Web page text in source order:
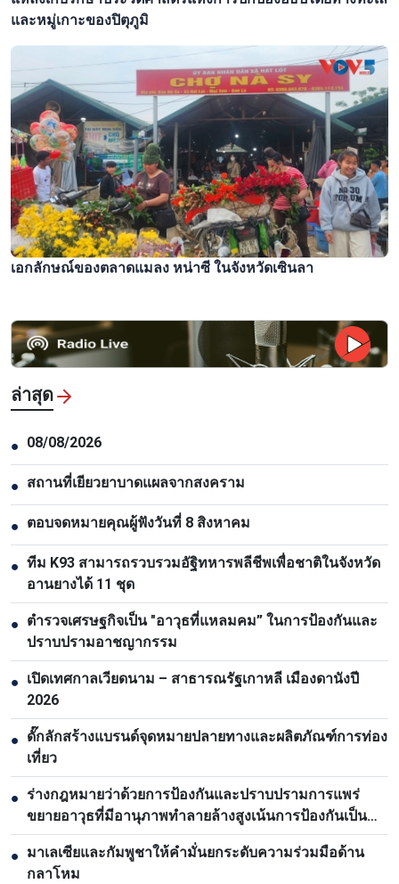
และหมู่เกาะของปิตุภูมิ
เอกลักษณ์ของตลาดแมลง หน่าซี ในจังหวัดเซินลา
ล่าสุด
● 08/08/2026
● สถานที่เยียวยาบาดแผลจากสงคราม
● ตอบจดหมายคุณผู้ฟังวันที่ 8 สิงหาคม
● ทีม K93 สามารถรวบรวมอัฐิทหารพลีชีพเพื่อชาติในจังหวัด
อานยางได้ 11 ชุด
● ตำรวจเศรษฐกิจเป็น "อาวุธที่แหลมคม” ในการป้องกันและ
ปราบปรามอาชญากรรม
● เปิดเทศกาลเวียดนาม – สาธารณรัฐเกาหลี เมืองดานังปี
2026
● ดั๊กลักสร้างแบรนด์จุดหมายปลายทางและผลิตภัณฑ์การท่อง
เที่ยว
● ร่างกฎหมายว่าด้วยการป้องกันและปราบปรามการแพร่
ขยายอาวุธที่มีอานุภาพทำลายล้างสูงเน้นการป้องกันเป็น
หลัก
● มาเลเซียและกัมพูชาให้คำมั่นยกระดับความร่วมมือด้าน
กลาโหม